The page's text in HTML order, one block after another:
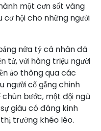
một cơn sốt vàng
cơ hội cho những người
nửa tỷ cá nhân đã
tử, với hàng triệu người
ảo thông qua các
người cố gắng chinh
bước, một đội ngũ
giàu có đáng kinh
trường khéo léo.